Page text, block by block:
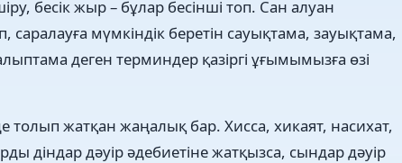
бесік жыр – бұлар бесінші топ. Сан алуан
мүмкіндік беретін сауықтама, зауықтама,
деген терминдер қазіргі ұғымымызға өзі
толып жатқан жаңалық бар. Хисса, хикаят, насихат,
діндар дәуір әдебиетіне жатқызса, сындар дәуір